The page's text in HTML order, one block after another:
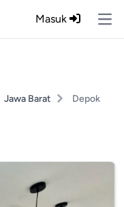
Masuk
Jawa Barat Depok